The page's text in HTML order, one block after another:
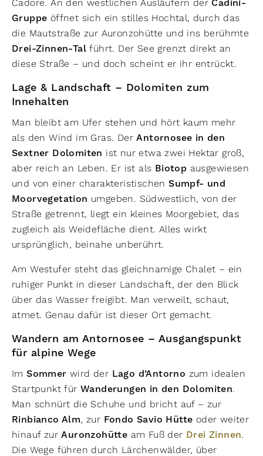
Cadore. An den westlichen Ausläufern der Cadini-
Gruppe öffnet sich ein stilles Hochtal, durch das
die Mautstraße zur Auronzohütte und ins berühmte
Drei-Zinnen-Tal führt. Der See grenzt direkt an
diese Straße – und doch scheint er ihr entrückt.
Lage & Landschaft – Dolomiten zum
Innehalten
Man bleibt am Ufer stehen und hört kaum mehr
als den Wind im Gras. DerAntornosee in den
Sextner Dolomiten ist nur etwa zwei Hektar groß,
aber reich an Leben. Er ist als Biotop ausgewiesen
und von einer charakteristischen Sumpf- und
Moorvegetation umgeben. Südwestlich, von der
Straße getrennt, liegt ein kleines Moorgebiet, das
zugleich als Weidefläche dient. Alles wirkt
ursprünglich, beinahe unberührt.
Am Westufer steht das gleichnamige Chalet – ein
ruhiger Punkt in dieser Landschaft, der den Blick
über das Wasser freigibt. Man verweilt, schaut,
atmet. Genau dafür ist dieser Ort gemacht.
Wandern am Antornosee – Ausgangspunkt
für alpine Wege
Im Sommer wird der Lago d’Antorno zum idealen
Startpunkt fürWanderungen in den Dolomiten.
Man schnürt die Schuhe und bricht auf – zur
Rinbianco Alm, zur Fondo Savio Hütte oder weiter
hinauf zurAuronzohütte am Fuß der Drei Zinnen.
Die Wege führen durch Lärchenwälder, über